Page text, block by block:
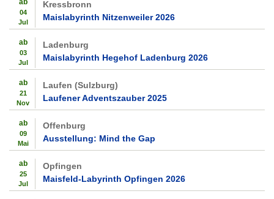
ab
04
Jul
Kressbronn
Maislabyrinth Nitzenweiler 2026
ab
03
Jul
Ladenburg
Maislabyrinth Hegehof Ladenburg 2026
ab
21
Nov
Laufen (Sulzburg)
Laufener Adventszauber 2025
ab
09
Mai
Offenburg
Ausstellung: Mind the Gap
ab
25
Jul
Opfingen
Maisfeld-Labyrinth Opfingen 2026